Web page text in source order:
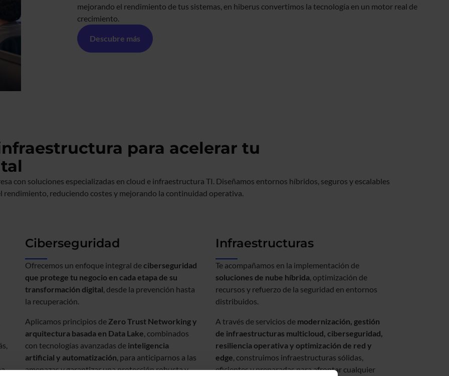
mejorando el rendimiento de tus sistemas, en hiberus convertimos la tecnología en un motor real de
crecimiento.
Descubre más
para acelerar tu
con soluciones especializadas en cloud e infraestructura TI. Diseñamos entornos híbridos, seguros y escalables
rendimiento, reduciendo costes y mejorando la continuidad operativa.
Ciberseguridad
Ofrecemos un enfoque integral deciberseguridad
que protege tu negocio en cada etapa de su
transformación digital, desde la prevención hasta
la recuperación.
Aplicamos principios de Zero Trust Networking y
arquitectura basada en Data Lake, combinados
con tecnologías avanzadas de inteligencia
artificial y automatización, para anticiparnos a las
amenazas y garantizar una protección robusta y
Infraestructuras
Te acompañamos en la implementación de
soluciones de nube híbrida, optimización de
recursos y refuerzo de la seguridad en entornos
distribuidos.
A través de servicios de modernización, gestión
de infraestructuras multicloud, ciberseguridad,
resiliencia operativa y optimización de red y
edge, construimos infraestructuras sólidas,
eficientes y preparadas para afrontar cualquier